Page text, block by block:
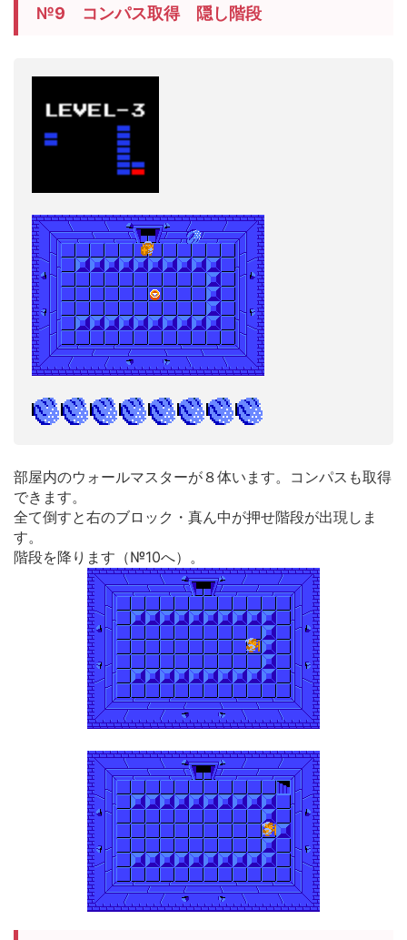
№9 コンパス取得 隠し階段
部屋内のウォールマスターが８体います。コンパスも取得
できます。
全て倒すと右のブロック・真ん中が押せ階段が出現しま
す。
階段を降ります（№10へ）。